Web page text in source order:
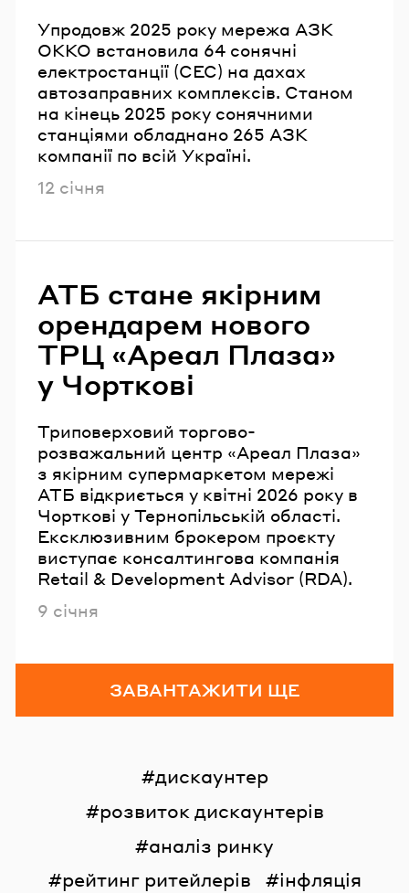
Упродовж 2025 року мережа АЗК
ОККО встановила 64 сонячні
електростанції (СЕС) на дахах
автозаправних комплексів. Станом
на кінець 2025 року сонячними
станціями обладнано 265 АЗК
компанії по всій Україні.
Опубліковано
12 січня
АТБ стане якірним
орендарем нового
ТРЦ «Ареал Плаза»
у Чорткові
Триповерховий торгово-
розважальний центр «Ареал Плаза»
з якірним супермаркетом мережі
АТБ відкриється у квітні 2026 року в
Чорткові у Тернопільській області.
Ексклюзивним брокером проєкту
виступає консалтингова компанія
Retail & Development Advisor (RDA).
Опубліковано
9 січня
ЗАВАНТАЖИТИ ЩЕ
дискаунтер
розвиток дискаунтерів
аналіз ринку
рейтинг ритейлерів
інфляція